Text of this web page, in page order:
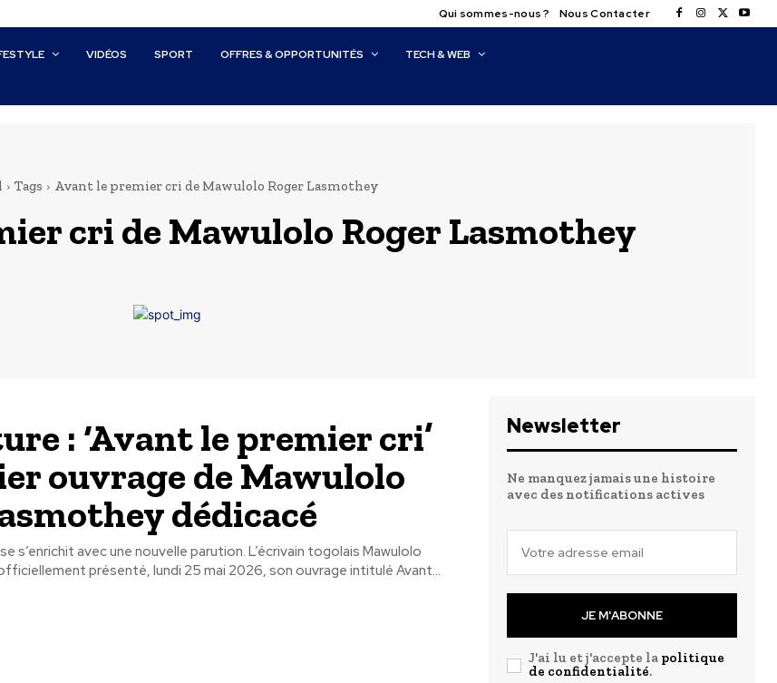
Qui sommes-nous ? Nous Contacter
VIDÉOS SPORT OFFRES & OPPORTUNITÉS TECH & WEB
Tags Avant le premier cri de Mawulolo Roger Lasmothey
cri de Mawulolo Roger Lasmothey
: ‘Avant le premier cri’
ouvrage de Mawulolo
dédicacé
s’enrichit avec une nouvelle parution. L’écrivain togolais Mawulolo
présenté, lundi 25 mai 2026, son ouvrage intitulé Avant...
Newsletter
Ne manquez jamais une histoire
avec des notifications actives
JE M'ABONNE
J'ai lu et j'accepte la politique
de confidentialité.